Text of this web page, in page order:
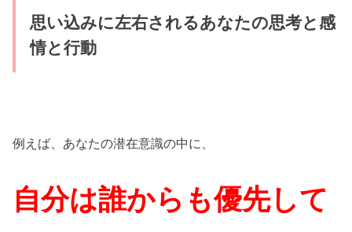
思い込みに左右されるあなたの思考と感
情と行動
例えば、あなたの潜在意識の中に、
自分は誰からも優先して